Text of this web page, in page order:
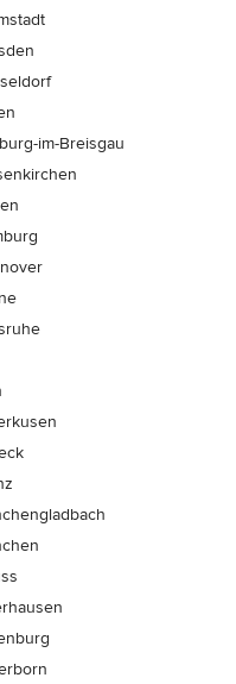
im-Breisgau